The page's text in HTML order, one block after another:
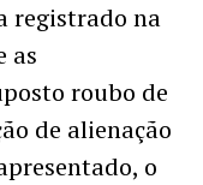
registrado na
as
roubo de
de alienação
o